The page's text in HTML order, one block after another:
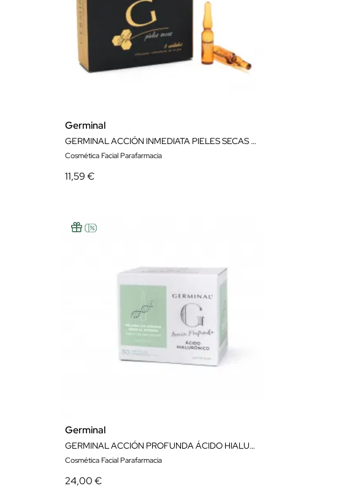
Germinal
GERMINAL ACCIÓN INMEDIATA PIELES SECAS 5 AMPOLLAS
Cosmética Facial Parafarmacia
11,59 €
Germinal
GERMINAL ACCIÓN PROFUNDA ÁCIDO HIALURÓNICO 30 AMPOLLAS
Cosmética Facial Parafarmacia
24,00 €